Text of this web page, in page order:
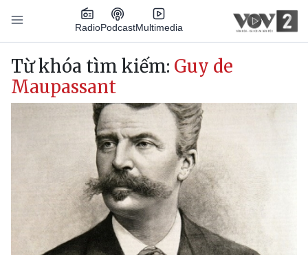
Nhảy đến nội dung
RadioPodcastMultimedia
Main navigation
Từ khóa tìm kiếm: Guy de
Maupassant